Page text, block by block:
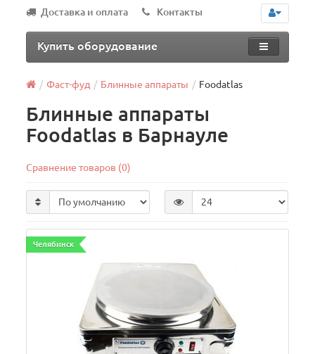
Доставка и оплата
Контакты
Купить оборудование
Фаст-фуд Блинные аппараты Foodatlas
Блинные аппараты
Foodatlas в Барнауле
Сравнение товаров (0)
Челябинск